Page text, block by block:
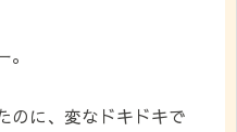
のに、変なドキドキで